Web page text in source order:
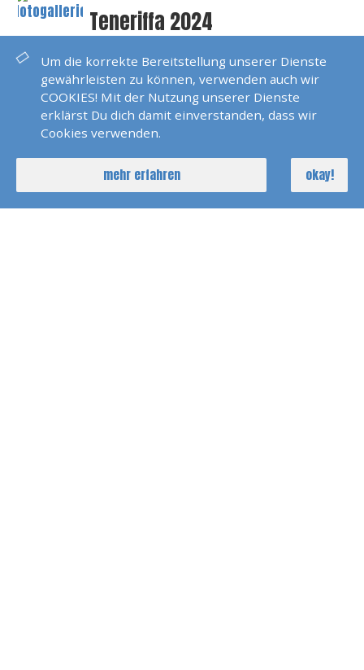
Teneriffa 2024
Code Cero Ausbildung
Bodensee 2023
Pirats Of Skiathos 2023
Karibik Windwards 2023
Um die korrekte Bereitstellung unserer Dienste
gewährleisten zu können, verwenden auch wir
COOKIES! Mit der Nutzung unserer Dienste
erklärst Du dich damit einverstanden, dass wir
Cookies verwenden.
mehr erfahren okay!